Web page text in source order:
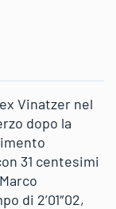
Vinatzer nel
dopo la
31 centesimi
di 2’01″02,